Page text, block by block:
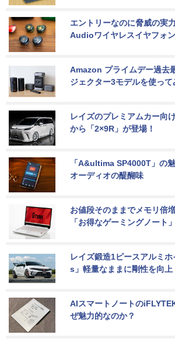
エントリーなのに脅威の実
Audioワイヤレスイヤフォ
Amazon プライムデー過去
ジェクター3モデルを使って
レイズのプレミアムカー向
から「2×9R」が登場！
「A&ultima SP4000T」の
オーディオの醍醐味
お値段そのままでメモリ倍
「お得なゲーミングノート」
レイズ鍛造1ピースアルミ
s」軽量なままに剛性を向上
AIスマートノートの
ぜ魅力的なのか？